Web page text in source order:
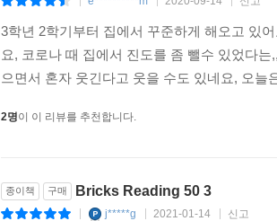
3학년 2학기부터 집에서 꾸준하게 해오고 있
요, 코로나 때 집에서 진도를 좀 뺄수 있었다
으면서 혼자 웃긴다고 웃을 수도 있네요, 오
2명이 이 리뷰를 추천합니다.
종이책 구매 Bricks Reading 50 3
j*****g 2021-01-14 신고